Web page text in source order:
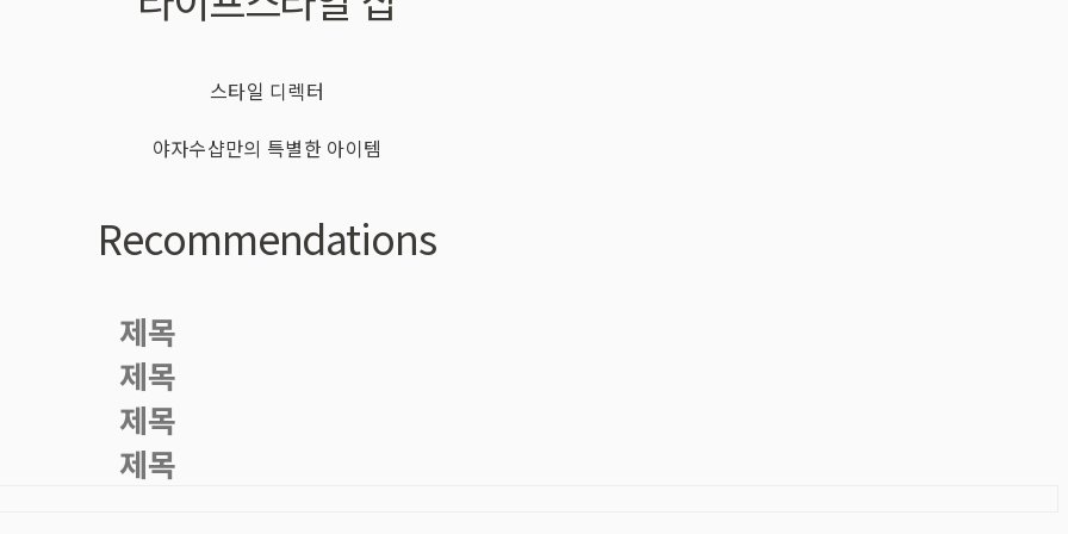
스타일 디렉터
야자수샵만의 특별한 아이템
Recommendations
제목
제목
제목
제목